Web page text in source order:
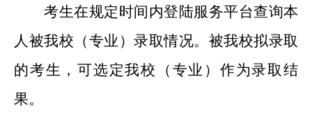
考生在规定时间内登陆服务平台查询本
人被我校（专业）录取情况。被我校拟录取
的考生，可选定我校（专业）作为录取结
果。